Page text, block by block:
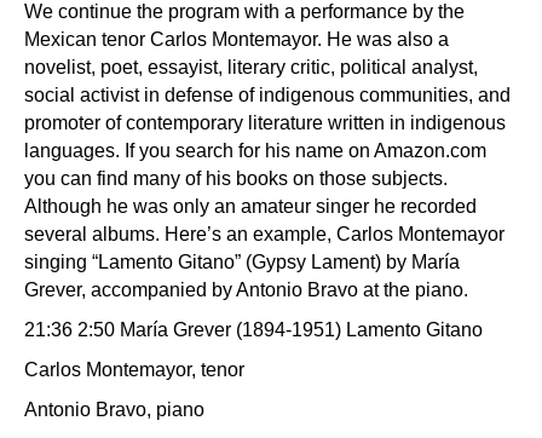
We continue the program with a performance by the
Mexican tenor Carlos Montemayor. He was also a
novelist, poet, essayist, literary critic, political analyst,
social activist in defense of indigenous communities, and
promoter of contemporary literature written in indigenous
languages. If you search for his name on Amazon.com
you can find many of his books on those subjects.
Although he was only an amateur singer he recorded
several albums. Here’s an example, Carlos Montemayor
singing “Lamento Gitano” (Gypsy Lament) by María
Grever, accompanied by Antonio Bravo at the piano.
21:36 2:50 María Grever (1894-1951) Lamento Gitano
Carlos Montemayor, tenor
Antonio Bravo, piano